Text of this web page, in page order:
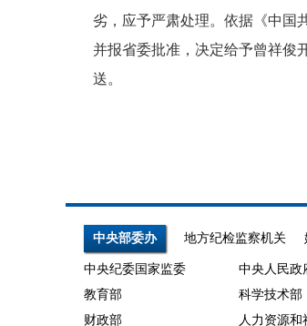
劣，应予严肃处理。依据《中国
并报省委批准，决定给予曾祥俊
送。
中央部委办 地方纪检监察机关
中央纪委国家监委 中央人民政
教育部
科学技术部
财政部
人力资源和